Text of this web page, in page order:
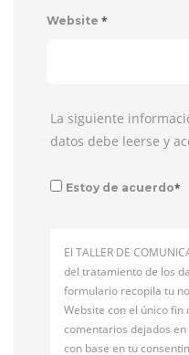
Website *
La siguiente
datos debe leerse y
Estoy de acuerdo*
El TALLER DE
del tratamiento de los
formulario recopila tu
Website con el único fin
comentarios dejados
con base en tu